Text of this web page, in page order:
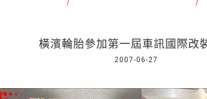
橫濱輪胎參加第一屆車訊國際改
2007-06-27